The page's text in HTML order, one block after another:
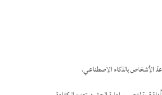
عدّ الأشخاص بالذكاء الاصطناعي.​